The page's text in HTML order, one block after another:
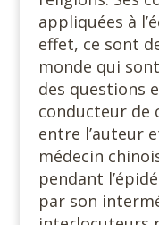
appliquées à
effet, ce sont
monde qui
des questions
conducteur de
entre l’auteur
médecin
pendant
par son